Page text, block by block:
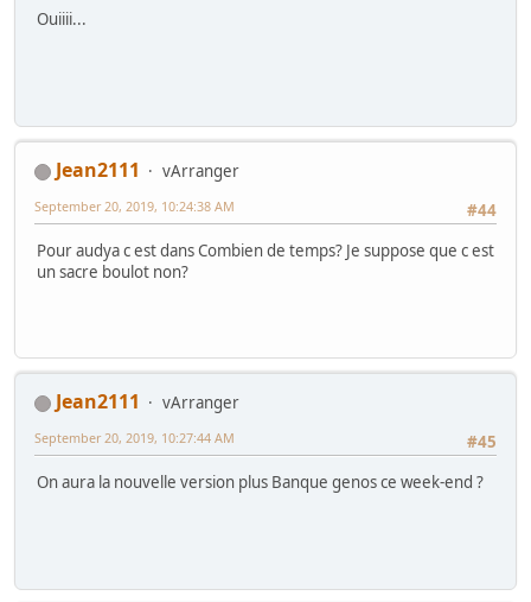
Ouiiii...
Jean2111
vArranger
#44
September 20, 2019, 10:24:38 AM
Pour audya c est dans Combien de temps? Je suppose que c est
un sacre boulot non?
Jean2111
vArranger
#45
September 20, 2019, 10:27:44 AM
On aura la nouvelle version plus Banque genos ce week-end ?